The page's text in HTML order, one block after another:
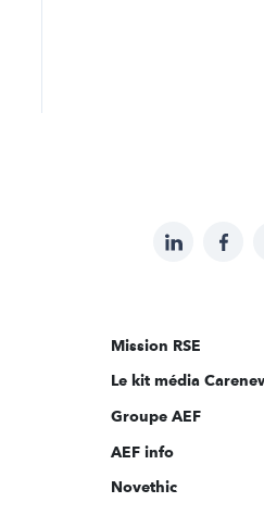
Suivez-
sur:
LinkedIn
Mission RSE
Le kit média
Groupe AEF
AEF info
Novethic